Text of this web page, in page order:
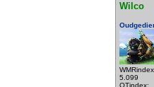
Wilco
5.099